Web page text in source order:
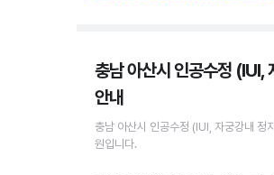
충남 아산시 인공수정 (IUI,
안내
충남 아산시 인공수정 (IUI, 자궁강내 정
원입니다.